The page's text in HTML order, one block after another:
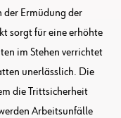
der Ermüdung der
sorgt für eine erhöhte
im Stehen verrichtet
unerlässlich. Die
die Trittsicherheit
Arbeitsunfälle